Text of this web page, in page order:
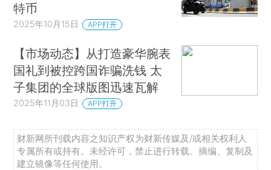
特币
2025年10月15日 APP打开
【市场动态】从打造豪华腕表
国礼到被控跨国诈骗洗钱 太
子集团的全球版图迅速瓦解
2025年11月03日 APP打开
财新网所刊载内容之知识产权为财新传媒及/或相关权利人
专属所有或持有。未经许可，禁止进行转载、摘编、复制及
建立镜像等任何使用。